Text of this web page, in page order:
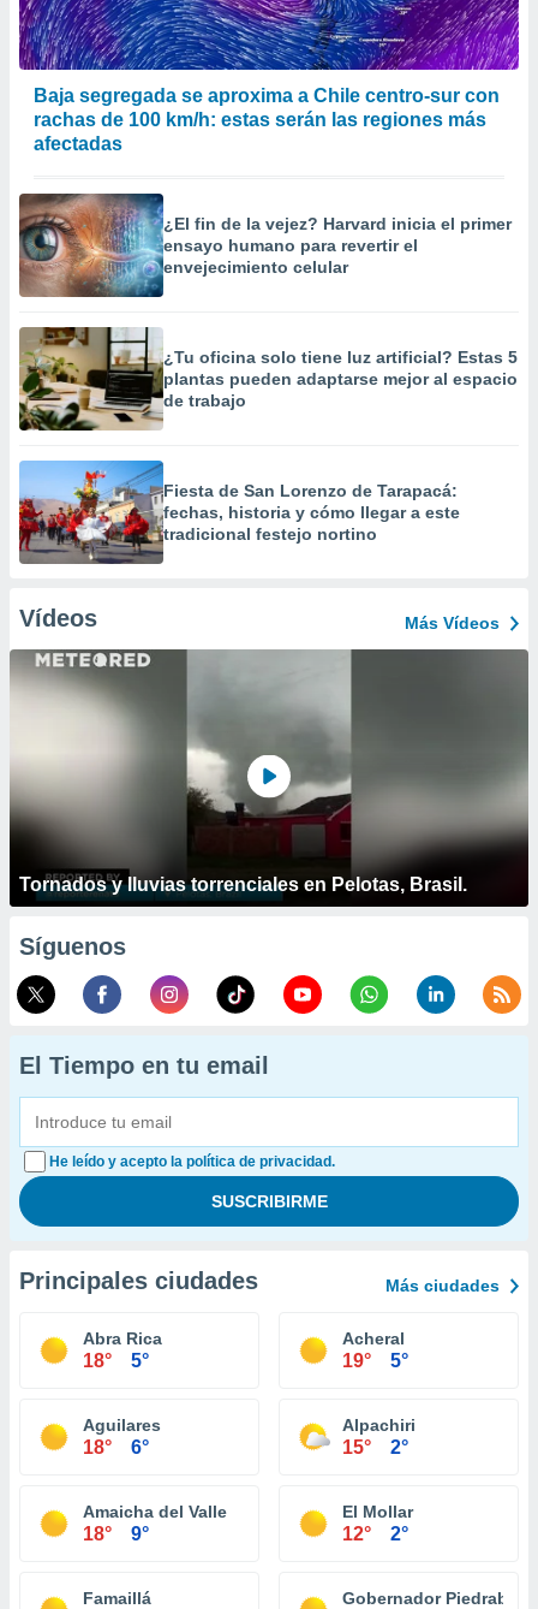
Baja segregada se aproxima a Chile centro-sur con
rachas de 100 km/h: estas serán las regiones más
afectadas
¿El fin de la vejez? Harvard inicia el primer
ensayo humano para revertir el
envejecimiento celular
¿Tu oficina solo tiene luz artificial? Estas 5
plantas pueden adaptarse mejor al espacio
de trabajo
Fiesta de San Lorenzo de Tarapacá:
fechas, historia y cómo llegar a este
tradicional festejo nortino
Vídeos Más Vídeos
Tornados y lluvias torrenciales en Pelotas, Brasil.
Síguenos
El Tiempo en tu email
He leído y acepto la política de privacidad.
Principales ciudades Más ciudades
Abra Rica
18° 5°
Acheral
19° 5°
Aguilares
18° 6°
Alpachiri
15° 2°
Amaicha del Valle
18° 9°
El Mollar
12° 2°
Famaillá Gobernador